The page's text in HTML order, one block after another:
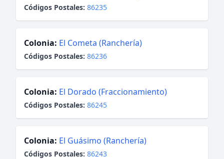
Códigos Postales: 86235
Colonia: El Cometa (Ranchería)
Códigos Postales: 86236
Colonia: El Dorado (Fraccionamiento)
Códigos Postales: 86245
Colonia: El Guásimo (Ranchería)
Códigos Postales: 86243